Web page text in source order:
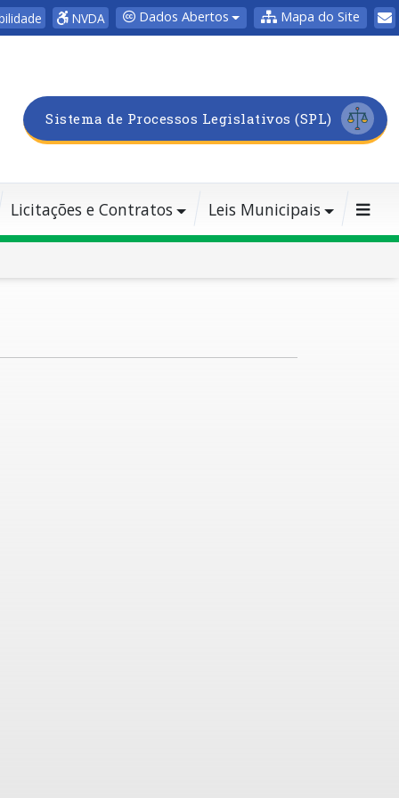
NVDA Dados Abertos Mapa do Site
Sistema de Processos Legislativos (SPL)
Licitações e Contratos Leis Municipais